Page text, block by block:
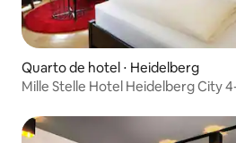
Quarto de hotel ⋅ Heidelberg
Mille Stelle Hotel Heidelberg City